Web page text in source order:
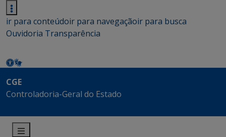
ir para conteúdoir para navegaçãoir para busca
Ouvidoria Transparência
CGE
Controladoria-Geral do Estado